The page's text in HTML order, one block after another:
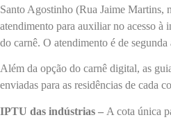
Santo Agostinho (Rua Jaime Martins,
atendimento para auxiliar no acesso à
do carnê. O atendimento é de
Além da opção do carnê digital, as
enviadas para as residências de cada
IPTU das indústrias – A cota única